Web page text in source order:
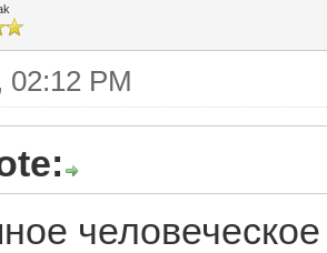
02:12 PM